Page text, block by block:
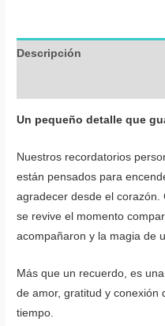
cantidad
Descripción
Un pequeño detalle que
Nuestros recordatorios
están pensados para
agradecer desde el corazón.
se revive el momento
acompañaron y la magia de
Más que un recuerdo, es
de amor, gratitud y conexión
tiempo.